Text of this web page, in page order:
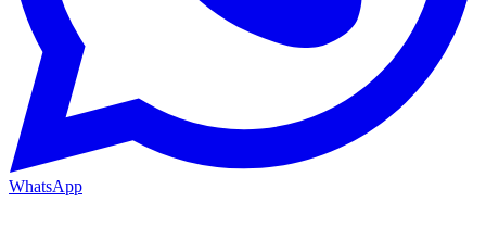
WhatsApp